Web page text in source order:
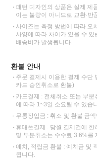
패턴 디자인의 상품은 실제 제
이는 불량이 아니므로 교환·반
사이즈는 측정 방법에 따라 오
사양에 따라 차이가 있을 수 있
배송비가 발생됩니다.
환불 안내
주문 결제시 이용한 결제 수단
카드 승인취소로 환불)
카드결제 : 전체취소 또는 부
에 따라 1~3일 소요될 수 있습
무통장입금 : 취소 및 환불 금
휴대폰결제 : 당월 결제건에
및 부분취소는 수수료 3.6%를
예치, 적립금 환불 : 예치금 및
됩니다.